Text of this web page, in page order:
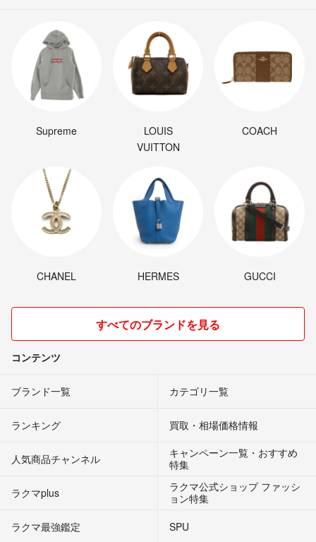
Supreme
LOUIS
VUITTON
COACH
CHANEL HERMES GUCCI
すべてのブランドを見る
コンテンツ
ブランド一覧 カテゴリ一覧
ランキング 買取・相場価格情報
人気商品チャンネル
キャンペーン一覧・おすすめ
特集
ラクマplus
ラクマ公式ショップ ファッシ
ョン特集
ラクマ最強鑑定
SPU